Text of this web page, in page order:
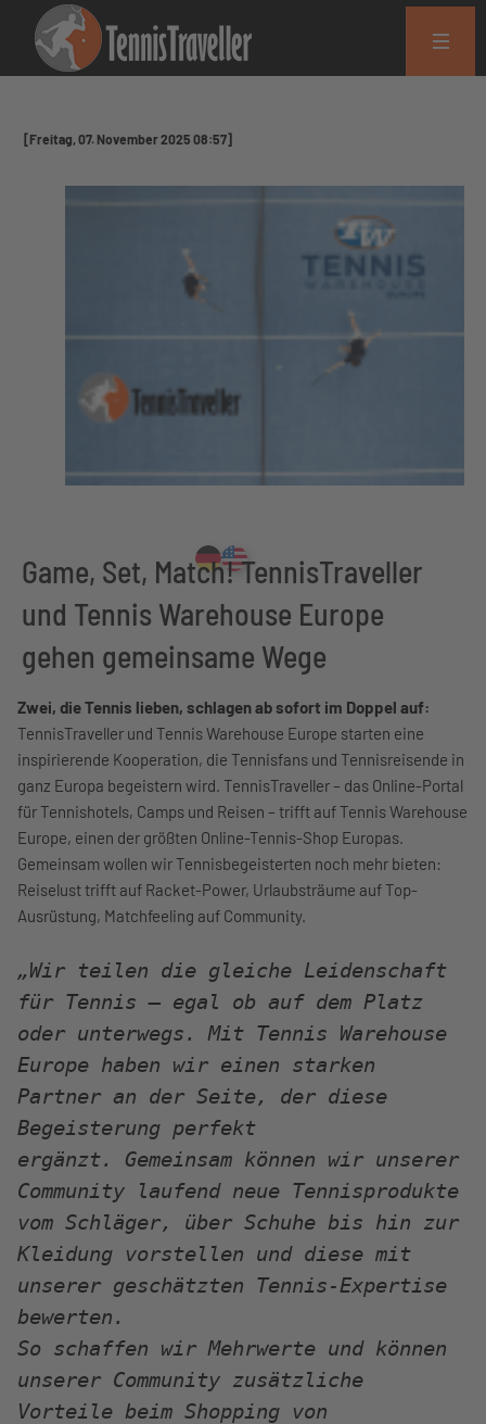
[Freitag, 07. November 2025 08:57]
Game, Set, Match! TennisTraveller
und Tennis Warehouse Europe
gehen gemeinsame Wege
Zwei, die Tennis lieben, schlagen ab sofort im Doppel auf:
TennisTraveller und Tennis Warehouse Europe starten eine
inspirierende Kooperation, die Tennisfans und Tennisreisende in
ganz Europa begeistern wird. TennisTraveller – das Online-Portal
für Tennishotels, Camps und Reisen – trifft auf Tennis Warehouse
Europe, einen der größten Online-Tennis-Shop Europas.
Gemeinsam wollen wir Tennisbegeisterten noch mehr bieten:
Reiselust trifft auf Racket-Power, Urlaubsträume auf Top-
Ausrüstung, Matchfeeling auf Community.
„Wir teilen die gleiche Leidenschaft
für Tennis – egal ob auf dem Platz
oder unterwegs. Mit Tennis Warehouse
Europe haben wir einen starken
Partner an der Seite, der diese
Begeisterung perfekt
ergänzt. Gemeinsam können wir unserer
Community laufend neue Tennisprodukte
vom Schläger, über Schuhe bis hin zur
Kleidung vorstellen und diese mit
unserer geschätzten Tennis-Expertise
bewerten.
So schaffen wir Mehrwerte und können
unserer Community zusätzliche
Vorteile beim Shopping von